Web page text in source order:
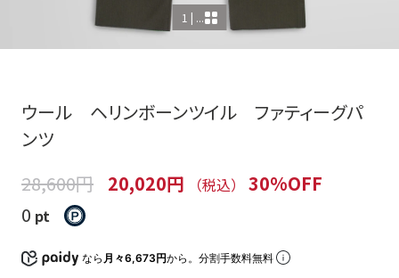
1 | ...
ウール ヘリンボーンツイル ファティーグパ
ンツ
28,600円 20,020円 （税込）
30%OFF
0 pt
なら 月々6,673円から。分割手数料無料